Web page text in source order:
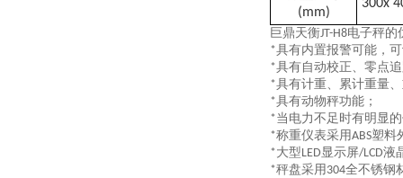
(mm)
300x 4
巨鼎天衡JT-H8电子秤的
*具有内置报警可能，
*具有自动校正、零点
*具有计重、累计重量
*具有动物秤功能；
*当电力不足时有明显
*称重仪表采用ABS塑料
*大型LED显示屏/LCD液
*秤盘采用 304全不锈钢